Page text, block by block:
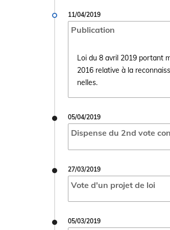
11/04/2019
Publication
Loi du 8 avril 2019 portant
2016 relative à la
nelles.
Ouvrir le document Loi du
05/04/2019
Dispense du 2nd vote
27/03/2019
Vote d'un projet de loi
05/03/2019